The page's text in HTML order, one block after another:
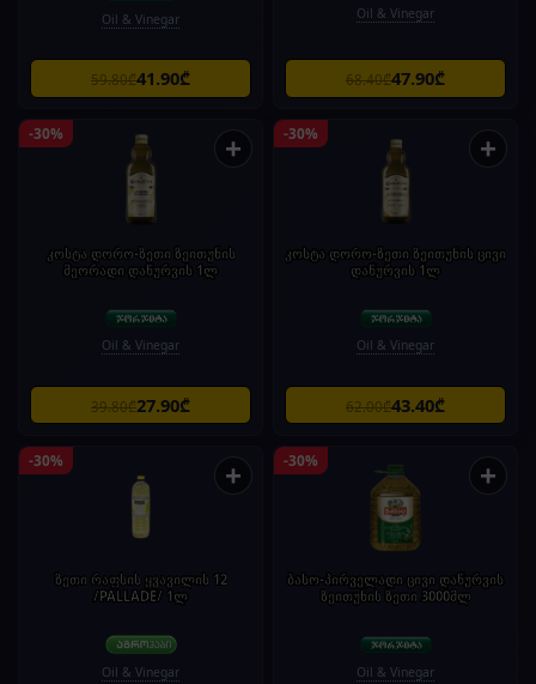
Oil & Vinegar
59.80₾41.90₾
Oil & Vinegar
68.40₾47.90₾
-30% +
კოსტა დორო-ზეთი ზეითუნის
მეორადი დაწურვის 1ლ
Oil & Vinegar
39.80₾27.90₾
-30% +
კოსტა დორო-ზეთი ზეითუნის ცივი
დაწურვის 1ლ
Oil & Vinegar
62.00₾43.40₾
-30% +
ზეთი რაფსის ყვავილის 12
/PALLADE/ 1ლ
Oil & Vinegar
-30% +
ბასო-პირველადი ცივი დაწურვის
ზეითუნის ზეთი 3000მლ
Oil & Vinegar